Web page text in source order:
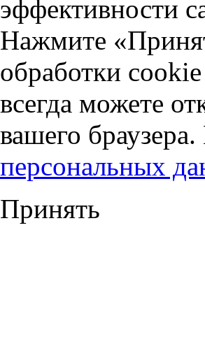
эффективности
Нажмите
обработки
всегда можете
вашего
персональных
Принять